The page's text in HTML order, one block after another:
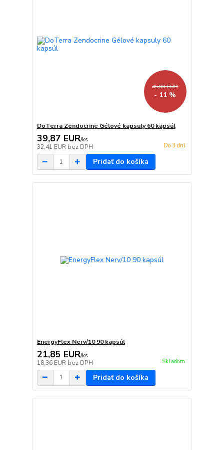
45,00 EUR
- 11 %
DoTerra Zendocrine Gélové kapsuly 60 kapsúl
39,87 EUR/ks
32,41 EUR bez DPH Do 3 dní
Pridať do košíka
EnergyFlex Nerv/10 90 kapsúl
21,85 EUR/ks
18,36 EUR bez DPH Skladom
Pridať do košíka